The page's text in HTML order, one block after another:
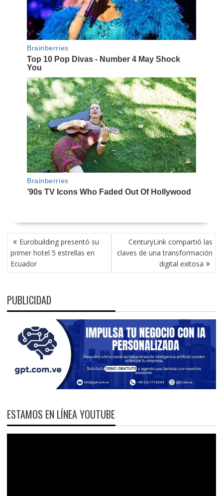
NAVEGACIÓN
DE
ENTRADAS
Eurobuilding presentó su
primer hotel 5 estrellas en
Ecuador
CenturyLink compartió las
claves de una transformación
digital exitosa
PUBLICIDAD
ESTAMOS EN LÍNEA YOUTUBE